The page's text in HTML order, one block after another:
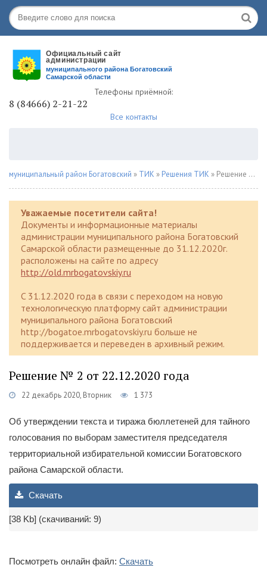
Телефоны приёмной:
8 (84666) 2-21-22
Все контакты
муниципальный район Богатовский » ТИК » Решения ТИК » Решение № 2 от 22.12.2020 года
Уважаемые посетители сайта!
Документы и информационные материалы
администрации муниципального района Богатовский
Самарской области размещенные до 31.12.2020г.
расположены на сайте по адресу
http://old.mrbogatovskiy.ru
C 31.12.2020 года в связи с переходом на новую
технологическую платформу сайт администрации
муниципального района Богатовский
http://bogatoe.mrbogatovskiy.ru больше не
поддерживается и переведен в архивный режим.
Решение № 2 от 22.12.2020 года
22 декабрь 2020, Вторник 1 373
Об утверждении текста и тиража бюллетеней для тайного
голосования по выборам заместителя председателя
территориальной избирательной комиссии Богатовского
района Самарской области.
Скачать
[38 Kb] (cкачиваний: 9)
Посмотреть онлайн файл: Скачать